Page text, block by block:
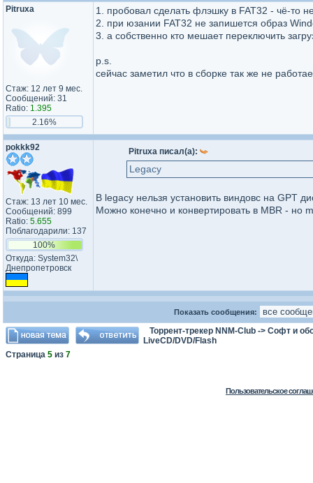
Pitruxa
Стаж: 12 лет 9 мес.
Сообщений: 31
Ratio: 1.395
2.16%
1. пробовал сделать флэшку в FAT32 - чё-то
2. при юзании FAT32 не запишется образ
3. а собственно кто мешает переключить
p.s.
сейчас заметил что в сборке так же не
pokkk92
Стаж: 13 лет 10 мес.
Сообщений: 899
Ratio: 5.655
Поблагодарили: 137
100%
Откуда: System32\​
Днепропет​ровск​
Pitruxa писал(а):
Legacy
В legacy нельзя установить виндовс на GPT
Можно конечно и конвертировать в MBR - но
Показать сообщения:
Торрент-трекер NNM-Club -> Софт и
LiveCD/DVD/Flash
Страница 5 из 7
Пользовательское